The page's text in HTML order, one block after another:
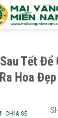
Tết Để
Hoa Đẹp
CHIA SẺ